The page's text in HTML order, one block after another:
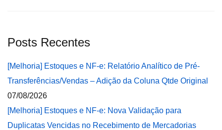
Posts Recentes
[Melhoria] Estoques e NF-e: Relatório Analítico de Pré-
Transferências/Vendas – Adição da Coluna Qtde Original
07/08/2026
[Melhoria] Estoques e NF-e: Nova Validação para
Duplicatas Vencidas no Recebimento de Mercadorias